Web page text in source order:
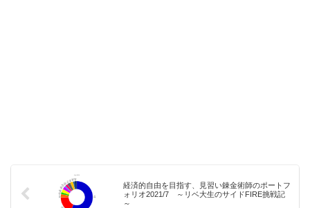
経済的自由を目指す、見習い錬金術師のポートフ
ォリオ2021/7 ～リベ大生のサイドFIRE挑戦記
～